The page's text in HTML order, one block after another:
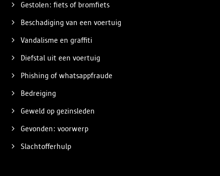
Gestolen: fiets of bromfiets
Beschadiging van een voertuig
Vandalisme en graffiti
Diefstal uit een voertuig
Phishing of whatsappfraude
Bedreiging
Geweld op gezinsleden
Gevonden: voorwerp
Slachtofferhulp